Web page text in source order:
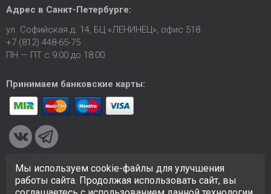
Адрес в Санкт-Петербурге:
ул. Софийская д. 14, БЦ «ЛЕНИНЕЦ», офис 518
+7 (812) 448-65-75
ПН — ПТ с 9:00 до 18:00
Принимаем банковские карты:
© 2005-2026 ООО «КСК». Сайтhttps://ksk24.ruсоздан
исключительно в информационных целях и любая информация
Мы используем cookie-файлы для улучшения
работы сайта. Продолжая использовать сайт, вы